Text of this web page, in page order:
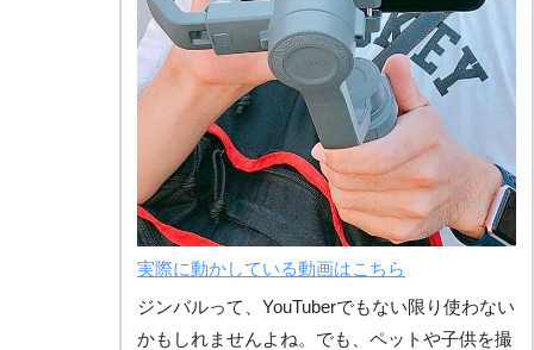
実際に動かしている動画はこちら
ジンバルって、YouTuberでもない限り使わない
かもしれませんよね。でも、ペットや子供を撮